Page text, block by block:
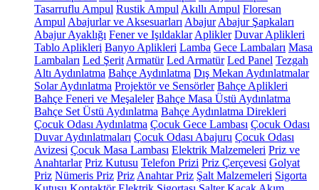
Tasarruflu Ampul Rustik Ampul Akıllı Ampul Floresan
Ampul Abajurlar ve Aksesuarları Abajur Abajur Şapkaları
Abajur Ayaklığı Fener ve Işıldaklar Aplikler Duvar Aplikleri
Tablo Aplikleri Banyo Aplikleri Lamba Gece Lambaları Masa
Lambaları Led Şerit Armatür Led Armatür Led Panel Tezgah
Altı Aydınlatma Bahçe Aydınlatma Dış Mekan Aydınlatmalar
Solar Aydınlatma Projektör ve Sensörler Bahçe Aplikleri
Bahçe Feneri ve Meşaleler Bahçe Masa Üstü Aydınlatma
Bahçe Set Üstü Aydınlatma Bahçe Aydınlatma Direkleri
Çocuk Odası Aydınlatma Çocuk Gece Lambası Çocuk Odası
Duvar Aydınlatmaları Çocuk Odası Abajuru Çocuk Odası
Avizesi Çocuk Masa Lambası Elektrik Malzemeleri Priz ve
Anahtarlar Priz Kutusu Telefon Prizi Priz Çerçevesi Golyat
Priz Nümeris Priz Priz Anahtar Priz Şalt Malzemeleri Sigorta